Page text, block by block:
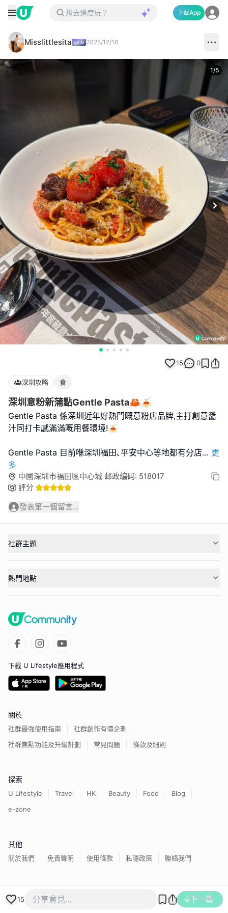
下載App
Misslittlesita 2025/12/16
1/5
15 0
深圳攻略 食
深圳意粉新蒲點Gentle Pasta🦀🍝
Gentle Pasta 係深圳近年好熱門嘅意粉店品牌,主打創意醬
汁同打卡感滿滿嘅用餐環境!🍝
Gentle Pasta 目前喺深圳福田､平安中心等地都有分店... 更
多
中國深圳市福田區中心城 邮政编码: 518017
評分
發表第一個留言...
15 下一篇
社群主題
熱門地點
下載 U Lifestyle應用程式
關於
社群最強使用指南
社群創作有價企劃
社群焦點功能及升級計劃
常見問題 條款及細則
探索
U Lifestyle Travel HK Beauty Food
Blog
e-zone
其他
關於我們 免責聲明 使用條款 私隱政策 聯絡我們
香港經濟日報版權所有©